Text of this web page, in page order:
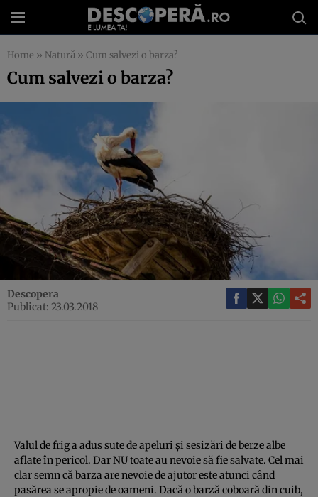
Home » Natură » Cum salvezi o barza?
Cum salvezi o barza?
Descopera
Publicat: 23.03.2018
Valul de frig a adus sute de apeluri şi sesizări de berze albe
aflate în pericol. Dar NU toate au nevoie să fie salvate. Cel mai
clar semn că barza are nevoie de ajutor este atunci când
pasărea se apropie de oameni. Dacă o barză coboară din cuib,